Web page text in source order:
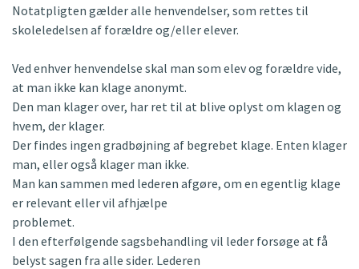
Notatpligten gælder alle henvendelser, som rettes til
skoleledelsen af forældre og/eller elever.
Ved enhver henvendelse skal man som elev og forældre vide,
at man ikke kan klage anonymt.
Den man klager over, har ret til at blive oplyst om klagen og
hvem, der klager.
Der findes ingen gradbøjning af begrebet klage. Enten klager
man, eller også klager man ikke.
Man kan sammen med lederen afgøre, om en egentlig klage
er relevant eller vil afhjælpe
problemet.
I den efterfølgende sagsbehandling vil leder forsøge at få
belyst sagen fra alle sider. Lederen